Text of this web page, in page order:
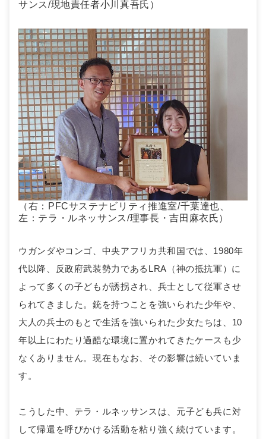
サンス/現地責任者小川真吾氏）
（右：PFCサステナビリティ推進室/千葉達也、
左：テラ・ルネッサンス/理事長・吉田麻衣氏）
ウガンダやコンゴ、中央アフリカ共和国では、1980年
代以降、反政府武装勢力であるLRA（神の抵抗軍）に
よって多くの子どもが誘拐され、兵士として従軍させ
られてきました。銃を持つことを強いられた少年や、
大人の兵士のもとで生活を強いられた少女たちは、10
年以上にわたり過酷な環境に置かれてきたケースも少
なくありません。現在もなお、その影響は続いていま
す。
こうした中、テラ・ルネッサンスは、元子ども兵に対
して帰還を呼びかける活動を粘り強く続けています。